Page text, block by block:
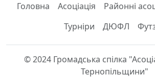
Головна Асоціація Районні
Турніри
ДЮФЛ
© 2024 Громадська спілка
Тернопільщини"